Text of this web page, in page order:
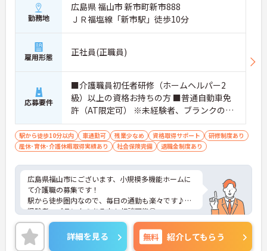
勤務地
広島県 福山市 新市町新市888
ＪＲ福塩線「新市駅」徒歩10分
雇用形態 正社員(正職員)
応募要件
■介護職員初任者研修（ホームヘルパー2
級）以上の資格お持ちの方 ■普通自動車免
許（AT限定可） ※未経験者、ブランクのあ
る方応相談
駅から徒歩10分以内 車通勤可 残業少なめ 資格取得サポート
研修制度あり
産休･育休･介護休暇取得実績あり
社会保険完備 退職金制度あり
広島県福山市にございます、小規模多機能ホームに
て介護職の募集です！
駅から徒歩圏内なので、毎日の通勤も楽々です♪未
経験者、ブランクのある方も相談可能◎
ご興味ある方には、面接のポイントなど、さらに詳
細をお話致しますのでお気軽にご相談ください。
詳細を見る 無料 紹介してもらう